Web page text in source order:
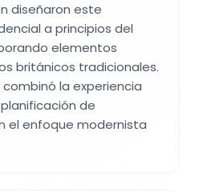
diseñaron este
a principios del
elementos
británicos tradicionales.
la experiencia
de
el enfoque modernista